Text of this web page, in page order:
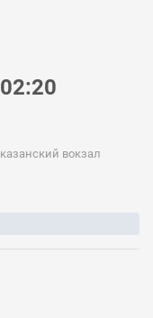
02:20
казанский вокзал